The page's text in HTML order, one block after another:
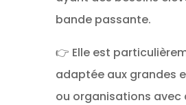
bande passante.
👉 Elle est
adaptée aux grandes
ou organisations avec